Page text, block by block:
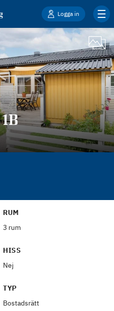
Logga in
RUM
3 rum
HISS
Nej
TYP
Bostadsrätt